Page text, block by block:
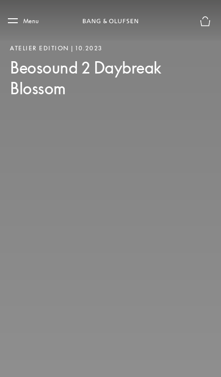
Skip to main footer
Menu
ATELIER EDITION | 10.2023
Beosound 2 Daybreak
Blossom